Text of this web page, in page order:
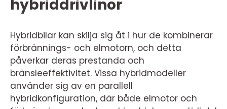
hybriddrivlinor
Hybridbilar kan skilja sig åt i hur de kombinerar
förbrännings- och elmotorn, och detta
påverkar deras prestanda och
bränsleeffektivitet. Vissa hybridmodeller
använder sig av en parallell
hybridkonfiguration, där både elmotor och